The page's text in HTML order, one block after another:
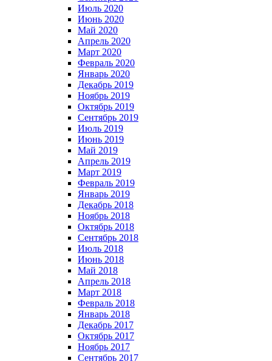
Июль 2020
Июнь 2020
Май 2020
Апрель 2020
Март 2020
Февраль 2020
Январь 2020
Декабрь 2019
Ноябрь 2019
Октябрь 2019
Сентябрь 2019
Июль 2019
Июнь 2019
Май 2019
Апрель 2019
Март 2019
Февраль 2019
Январь 2019
Декабрь 2018
Ноябрь 2018
Октябрь 2018
Сентябрь 2018
Июль 2018
Июнь 2018
Май 2018
Апрель 2018
Март 2018
Февраль 2018
Январь 2018
Декабрь 2017
Октябрь 2017
Ноябрь 2017
Сентябрь 2017